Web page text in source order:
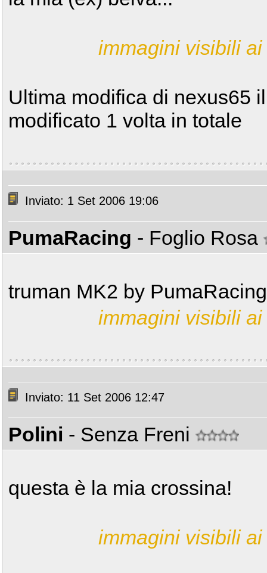
immagini visibili
Ultima modifica di nexus65
modificato 1 volta in totale
Inviato: 1 Set 2006 19:06
PumaRacing - Foglio Rosa
truman MK2 by PumaRacing
immagini visibili
Inviato: 11 Set 2006 12:47
Polini - Senza Freni
questa è la mia crossina!
immagini visibili